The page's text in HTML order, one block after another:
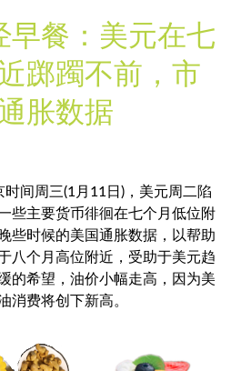
早餐：美元在七
踯躅不前，市
胀数据
时间周三(1月11日)，美元周二陷
些主要货币徘徊在七个月低位附
些时候的美国通胀数据，以帮助
八个月高位附近，受助于美元趋
的希望，油价小幅走高，因为美
消费将创下新高。